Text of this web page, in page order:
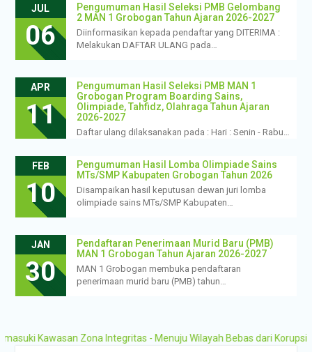
JUL
06
Pengumuman Hasil Seleksi PMB Gelombang
2 MAN 1 Grobogan Tahun Ajaran 2026-2027
Diinformasikan kepada pendaftar yang DITERIMA :
Melakukan DAFTAR ULANG pada…
APR
11
Pengumuman Hasil Seleksi PMB MAN 1
Grobogan Program Boarding Sains,
Olimpiade, Tahfidz, Olahraga Tahun Ajaran
2026-2027
Daftar ulang dilaksanakan pada : Hari : Senin - Rabu…
FEB
10
Pengumuman Hasil Lomba Olimpiade Sains
MTs/SMP Kabupaten Grobogan Tahun 2026
Disampaikan hasil keputusan dewan juri lomba
olimpiade sains MTs/SMP Kabupaten…
JAN
30
Pendaftaran Penerimaan Murid Baru (PMB)
MAN 1 Grobogan Tahun Ajaran 2026-2027
MAN 1 Grobogan membuka pendaftaran
penerimaan murid baru (PMB) tahun…
Zona Integritas - Menuju Wilayah Bebas dari Korupsi (WBK)